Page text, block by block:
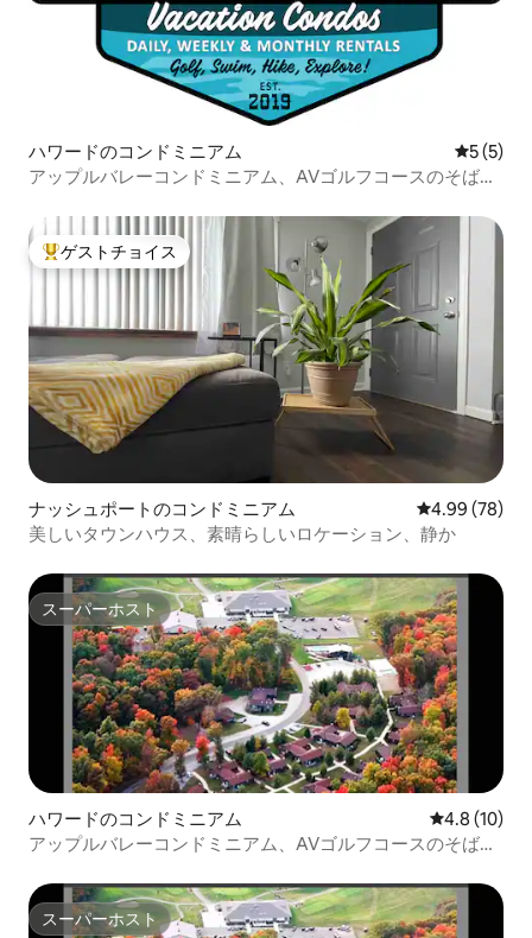
ハワードのコンドミニアム レビュー
5 (5)
アップルバレーコンドミニアム、AVゴルフコースのそばに
大好評のゲストチョイスです。
ゲストチョイス
ナッシュポートのコンドミニアム レビュー78
4.99 (78)
美しいタウンハウス、素晴らしいロケーション、静か
スーパーホスト
スーパーホスト
ハワードのコンドミニアム レビュー10
4.8 (10)
アップルバレーコンドミニアム、AVゴルフコースのそばに
スーパーホスト
スーパーホスト